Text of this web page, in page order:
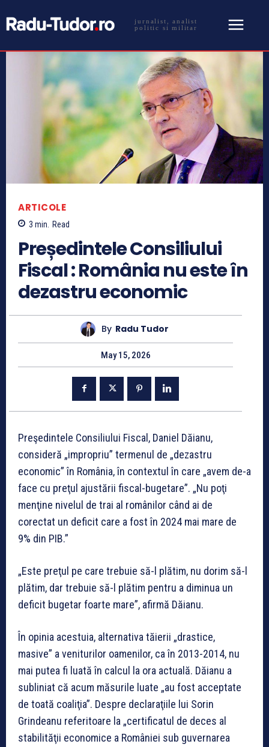
jurnalist, analist
politic si militar
ARTICOLE
3 min. Read
Președintele Consiliului
Fiscal : România nu este în
dezastru economic
By Radu Tudor
May 15, 2026
Preşedintele Consiliului Fiscal, Daniel Dăianu,
consideră „impropriu” termenul de „dezastru
economic” în România, în contextul în care „avem de-a
face cu preţul ajustării fiscal-bugetare”. „Nu poţi
menţine nivelul de trai al românilor când ai de
corectat un deficit care a fost în 2024 mai mare de
9% din PIB.”
„Este preţul pe care trebuie să-l plătim, nu dorim să-l
plătim, dar trebuie să-l plătim pentru a diminua un
deficit bugetar foarte mare”, afirmă Dăianu.
În opinia acestuia, alternativa tăierii „drastice,
masive” a veniturilor oamenilor, ca în 2013-2014, nu
mai putea fi luată în calcul la ora actuală. Dăianu a
subliniat că acum măsurile luate „au fost acceptate
de toată coaliţia”. Despre declaraţiile lui Sorin
Grindeanu referitoare la „certificatul de deces al
stabilităţii economice a României sub guvernarea